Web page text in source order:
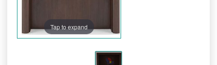
Tap to expand